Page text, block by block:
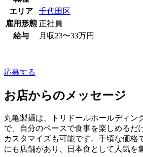
エリア
千代田区
雇用形態 正社員
給与
月収23〜33万円
応募する
お店からのメッセージ
丸亀製麺は、トリドールホールディン
で、自分のペースで食事を楽しめるだ
カスタマイズも可能です。手頃な価
にも店舗があり、日本食として人気を